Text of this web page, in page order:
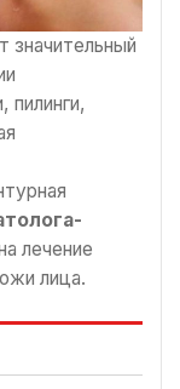
значительный
пилинги,
лечение
лица.